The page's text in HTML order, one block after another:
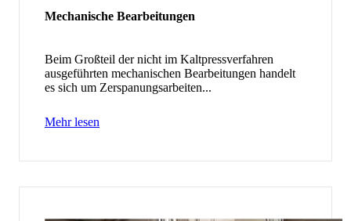
Mechanische Bearbeitungen
Beim Großteil der nicht im Kaltpressverfahren
ausgeführten mechanischen Bearbeitungen handelt
es sich um Zerspanungsarbeiten...
Mehr lesen